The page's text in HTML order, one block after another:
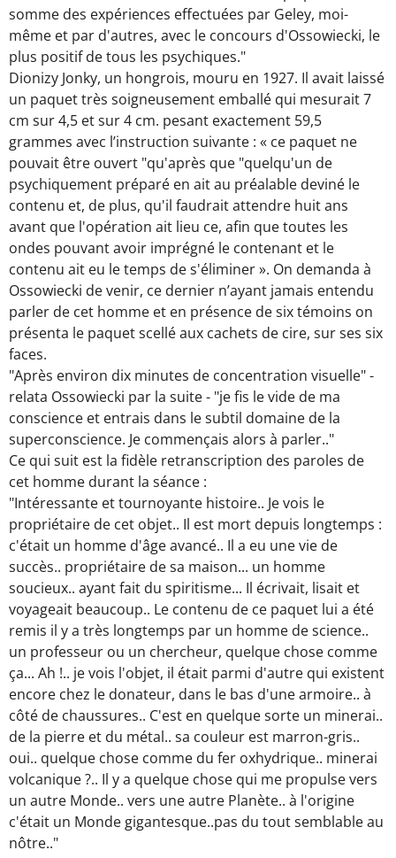
somme des expériences effectuées par Geley, moi-
même et par d'autres, avec le concours d'Ossowiecki, le
plus positif de tous les psychiques."
Dionizy Jonky, un hongrois, mouru en 1927. Il avait laissé
un paquet très soigneusement emballé qui mesurait 7
cm sur 4,5 et sur 4 cm. pesant exactement 59,5
grammes avec l’instruction suivante : « ce paquet ne
pouvait être ouvert "qu'après que "quelqu'un de
psychiquement préparé en ait au préalable deviné le
contenu et, de plus, qu'il faudrait attendre huit ans
avant que l'opération ait lieu ce, afin que toutes les
ondes pouvant avoir imprégné le contenant et le
contenu ait eu le temps de s'éliminer ». On demanda à
Ossowiecki de venir, ce dernier n’ayant jamais entendu
parler de cet homme et en présence de six témoins on
présenta le paquet scellé aux cachets de cire, sur ses six
faces.
"Après environ dix minutes de concentration visuelle" -
relata Ossowiecki par la suite - "je fis le vide de ma
conscience et entrais dans le subtil domaine de la
superconscience. Je commençais alors à parler.."
Ce qui suit est la fidèle retranscription des paroles de
cet homme durant la séance :
"Intéressante et tournoyante histoire.. Je vois le
propriétaire de cet objet.. Il est mort depuis longtemps :
c'était un homme d'âge avancé.. Il a eu une vie de
succès.. propriétaire de sa maison... un homme
soucieux.. ayant fait du spiritisme... Il écrivait, lisait et
voyageait beaucoup.. Le contenu de ce paquet lui a été
remis il y a très longtemps par un homme de science..
un professeur ou un chercheur, quelque chose comme
ça... Ah !.. je vois l'objet, il était parmi d'autre qui existent
encore chez le donateur, dans le bas d'une armoire.. à
côté de chaussures.. C'est en quelque sorte un minerai..
de la pierre et du métal.. sa couleur est marron-gris..
oui.. quelque chose comme du fer oxhydrique.. minerai
volcanique ?.. Il y a quelque chose qui me propulse vers
un autre Monde.. vers une autre Planète.. à l'origine
c'était un Monde gigantesque..pas du tout semblable au
nôtre.."